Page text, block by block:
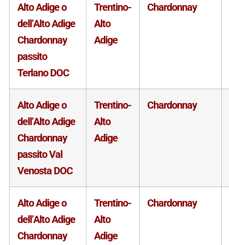
Alto Adige o
dell’Alto Adige
Chardonnay
passito
Terlano DOC
Trentino-
Alto
Adige
Chardonnay
Alto Adige o
dell’Alto Adige
Chardonnay
passito Val
Venosta DOC
Trentino-
Alto
Adige
Chardonnay
Alto Adige o
dell’Alto Adige
Chardonnay
Trentino-
Alto
Adige
Chardonnay